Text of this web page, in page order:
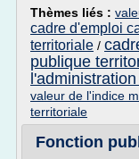
Thèmes liés :
cadre d'emploi
territoriale /
publique
valeur de l'indice
territoriale
Fonction